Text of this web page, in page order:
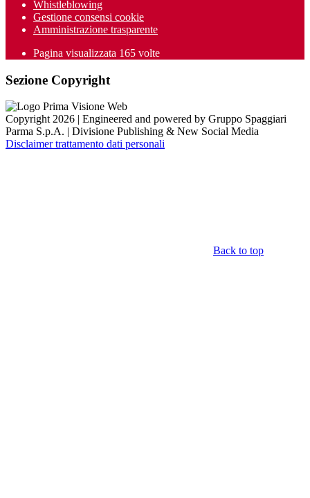
Whistleblowing
Gestione consensi cookie
Amministrazione trasparente
Pagina visualizzata 165 volte
Sezione Copyright
Copyright 2026 | Engineered and powered by Gruppo Spaggiari
Parma S.p.A. | Divisione Publishing & New Social Media
Disclaimer trattamento dati personali
Back to top